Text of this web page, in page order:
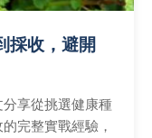
採收，避開
享從挑選健康種
完整實戰經驗，